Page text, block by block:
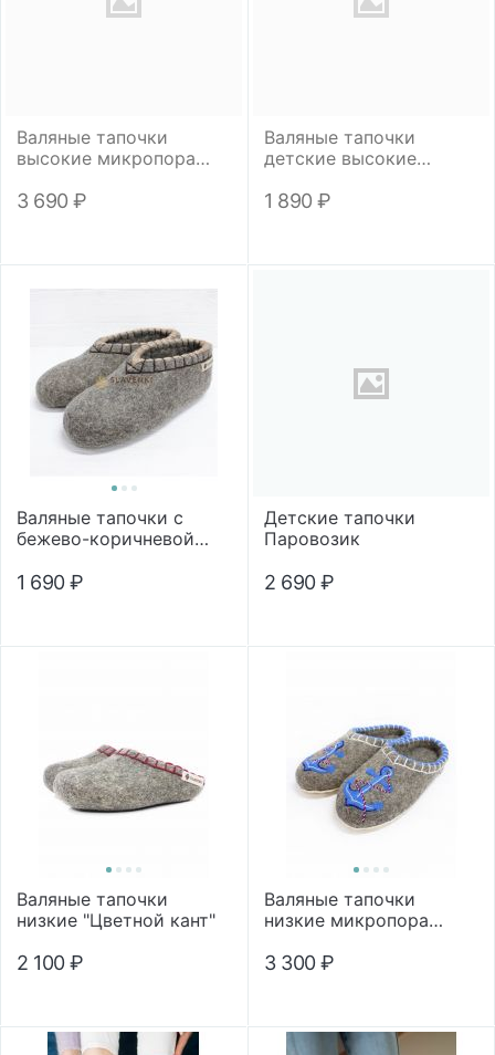
Валяные тапочки
высокие микропора
3 690 ₽
Валяные тапочки
детские высокие
панда"
1 890 ₽
Валяные тапочки с
бежево-коричневой
1 690 ₽
Детские тапочки
Паровозик
2 690 ₽
Валяные тапочки
низкие "Цветной кант"
2 100 ₽
Валяные тапочки
низкие микропора
3 300 ₽